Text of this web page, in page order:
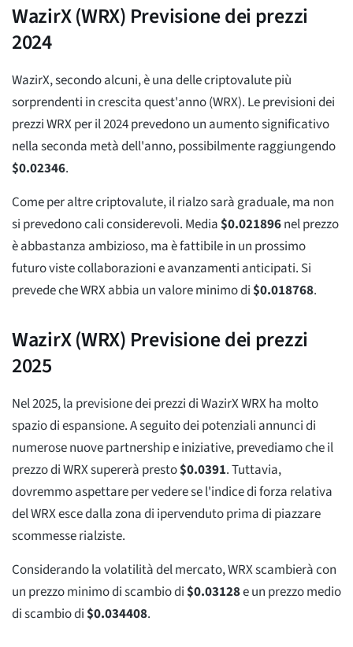
WazirX (WRX) Previsione dei prezzi
2024
WazirX, secondo alcuni, è una delle criptovalute più
sorprendenti in crescita quest'anno (WRX). Le previsioni dei
prezzi WRX per il 2024 prevedono un aumento significativo
nella seconda metà dell'anno, possibilmente raggiungendo
$0.02346.
Come per altre criptovalute, il rialzo sarà graduale, ma non
si prevedono cali considerevoli. Media$0.021896nel prezzo
è abbastanza ambizioso, ma è fattibile in un prossimo
futuro viste collaborazioni e avanzamenti anticipati. Si
prevede che WRX abbia un valore minimo di$0.018768.
WazirX (WRX) Previsione dei prezzi
2025
Nel 2025, la previsione dei prezzi di WazirX WRX ha molto
spazio di espansione. A seguito dei potenziali annunci di
numerose nuove partnership e iniziative, prevediamo che il
prezzo di WRX supererà presto$0.0391. Tuttavia,
dovremmo aspettare per vedere se l'indice di forza relativa
del WRX esce dalla zona di ipervenduto prima di piazzare
scommesse rialziste.
Considerando la volatilità del mercato, WRX scambierà con
un prezzo minimo di scambio di$0.03128e un prezzo medio
di scambio di$0.034408.